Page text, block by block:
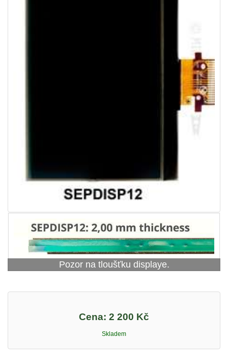
Pozor na tloušťku displaye.
Cena: 2 200 Kč
Skladem